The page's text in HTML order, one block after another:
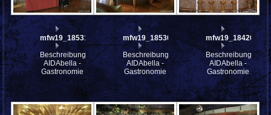
mfw19_185319
Beschreibung:
AIDAbella -
Gastronomie
mfw19_185307
Beschreibung:
AIDAbella -
Gastronomie
mfw19_184208
Beschreibung:
AIDAbella -
Gastronomie